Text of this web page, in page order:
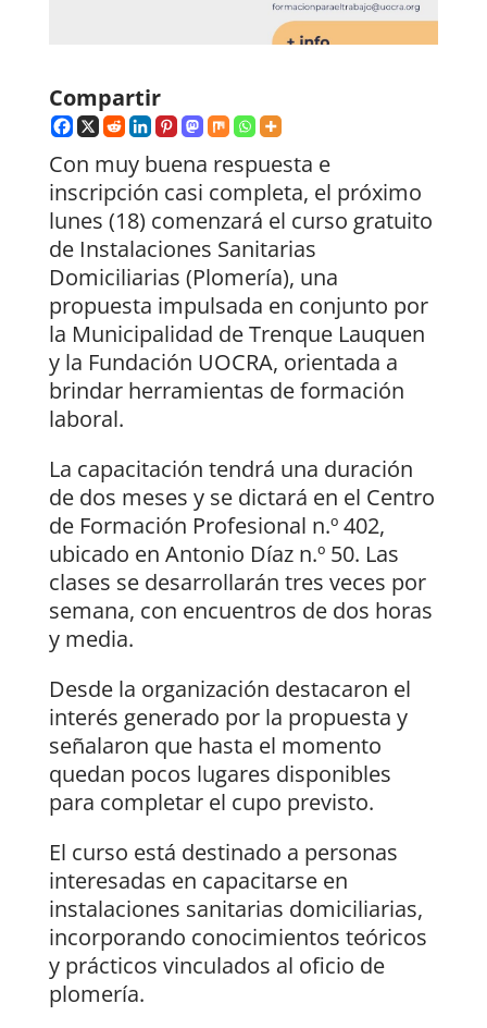
Compartir
Con muy buena respuesta e
inscripción casi completa, el próximo
lunes (18) comenzará el curso gratuito
de Instalaciones Sanitarias
Domiciliarias (Plomería), una
propuesta impulsada en conjunto por
la Municipalidad de Trenque Lauquen
y la Fundación UOCRA, orientada a
brindar herramientas de formación
laboral.
La capacitación tendrá una duración
de dos meses y se dictará en el Centro
de Formación Profesional n.º 402,
ubicado en Antonio Díaz n.º 50. Las
clases se desarrollarán tres veces por
semana, con encuentros de dos horas
y media.
Desde la organización destacaron el
interés generado por la propuesta y
señalaron que hasta el momento
quedan pocos lugares disponibles
para completar el cupo previsto.
El curso está destinado a personas
interesadas en capacitarse en
instalaciones sanitarias domiciliarias,
incorporando conocimientos teóricos
y prácticos vinculados al oficio de
plomería.